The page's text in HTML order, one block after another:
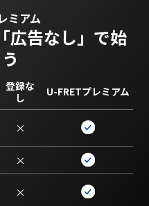
ミアム
「広告なし」で始
登録な
し
U-FRETプレミアム
×
×
×